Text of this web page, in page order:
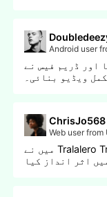
Android user
اور ڈریم فیس نے
ویڈیو بنائی۔
ChrisJo568
Web user from
میں نے Tralalero Tralala کو ایک سپر ہیرو، گیمر، باورچی،